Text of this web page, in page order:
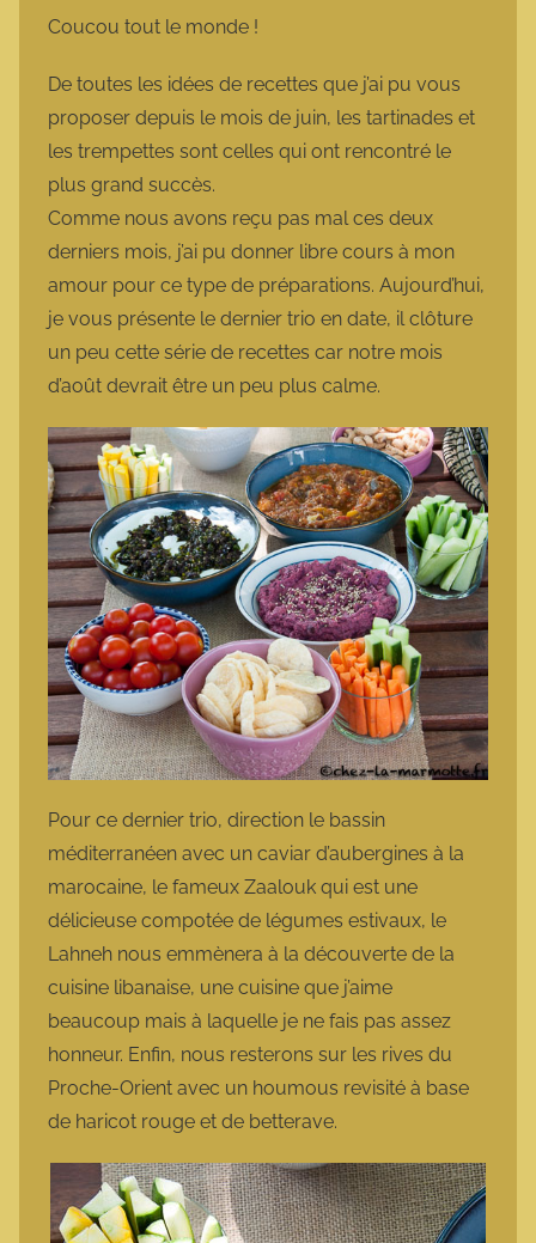
a
o
t
e
Coucou tout le monde !
De toutes les idées de recettes que j’ai pu vous
proposer depuis le mois de juin, les tartinades et
les trempettes sont celles qui ont rencontré le
plus grand succès.
Comme nous avons reçu pas mal ces deux
derniers mois, j’ai pu donner libre cours à mon
amour pour ce type de préparations. Aujourd’hui,
je vous présente le dernier trio en date, il clôture
un peu cette série de recettes car notre mois
d’août devrait être un peu plus calme.
Pour ce dernier trio, direction le bassin
méditerranéen avec un caviar d’aubergines à la
marocaine, le fameux Zaalouk qui est une
délicieuse compotée de légumes estivaux, le
Lahneh nous emmènera à la découverte de la
cuisine libanaise, une cuisine que j’aime
beaucoup mais à laquelle je ne fais pas assez
honneur. Enfin, nous resterons sur les rives du
Proche-Orient avec un houmous revisité à base
de haricot rouge et de betterave.